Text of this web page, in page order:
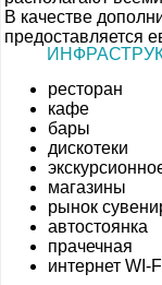
В качестве
предоставляется
ресторан
кафе
бары
дискотеки
магазины
рынок
автостоянка
прачечная
интернет WI-FI